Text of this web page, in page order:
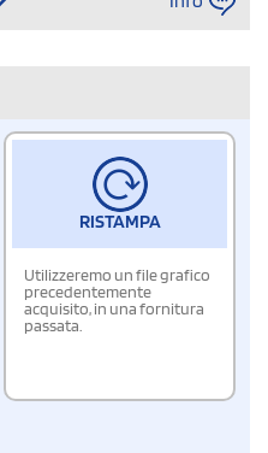
RISTAMPA
Utilizzeremo un file grafico
precedentemente
acquisito, in una fornitura
passata.